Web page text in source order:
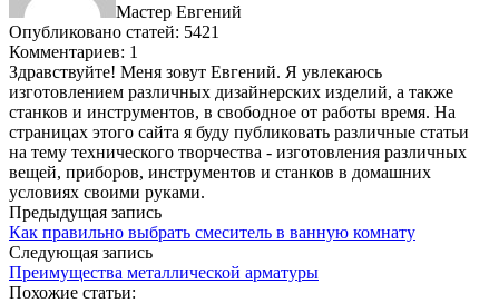
Мастер Евгений
Опубликовано статей: 5421
Комментариев: 1
Здравствуйте! Меня зовут Евгений. Я увлекаюсь
изготовлением различных дизайнерских изделий, а также
станков и инструментов, в свободное от работы время. На
страницах этого сайта я буду публиковать различные статьи
на тему технического творчества - изготовления различных
вещей, приборов, инструментов и станков в домашних
условиях своими руками.
Предыдущая запись
Как правильно выбрать смеситель в ванную комнату
Следующая запись
Преимущества металлической арматуры
Похожие статьи: